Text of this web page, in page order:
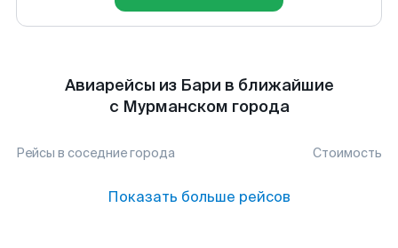
Авиарейсы из Бари в ближайшие
с Мурманском города
Рейсы в соседние города Стоимость
Показать больше рейсов